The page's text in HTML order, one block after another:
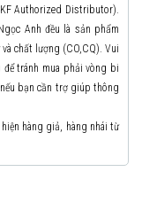
Authorized Distributor).
Anh đều là sản phẩm
chất lượng (CO,CQ). Vui
tránh mua phải vòng bi
bạn cần trợ giúp thông
hàng giả, hàng nhái từ